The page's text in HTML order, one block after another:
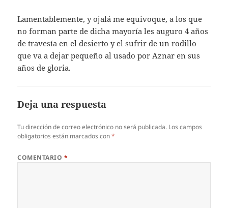
Lamentablemente, y ojalá me equivoque, a los que
no forman parte de dicha mayoría les auguro 4 años
de travesía en el desierto y el sufrir de un rodillo
que va a dejar pequeño al usado por Aznar en sus
años de gloria.
Deja una respuesta
Tu dirección de correo electrónico no será publicada. Los campos
obligatorios están marcados con*
COMENTARIO *